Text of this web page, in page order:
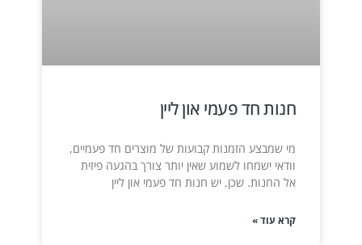
חנות חד פעמי און ליין
מי שמבצע הזמנות קבועות של מוצרים חד פעמיים,
וודאי ישמחו לשמוע שאין יותר צורך בהגעה פיזית
אל החנות. שכן, יש חנות חד פעמי און ליין
קרא עוד »